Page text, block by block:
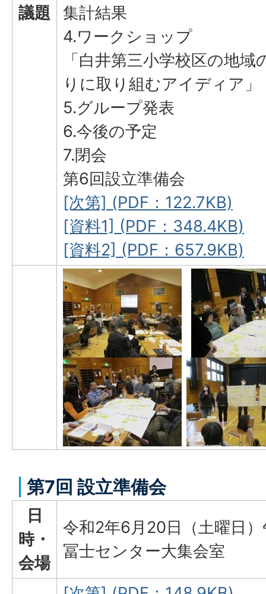
議題
集計結果
4.ワークショップ
「白井第三小学校区の地
りに取り組むアイディア」
5.グループ発表
6.今後の予定
7.閉会
第6回設立準備会
[次第] (PDF：122.7KB)
[資料1] (PDF：348.4KB)
[資料2] (PDF：657.9KB)
第7回 設立準備会
日
時・
会場
令和2年6月20日（土曜日
冨士センター大集会室